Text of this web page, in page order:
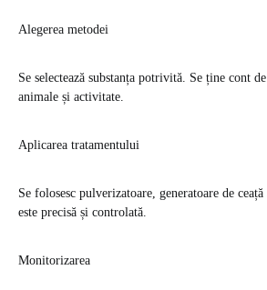
Alegerea metodei
Se selectează substanța potrivită. Se ține cont
animale și activitate.
Aplicarea tratamentului
Se folosesc pulverizatoare, generatoare de
este precisă și controlată.
Monitorizarea